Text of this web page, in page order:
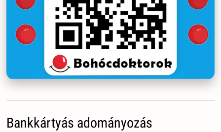
Bankkártyás adományozás